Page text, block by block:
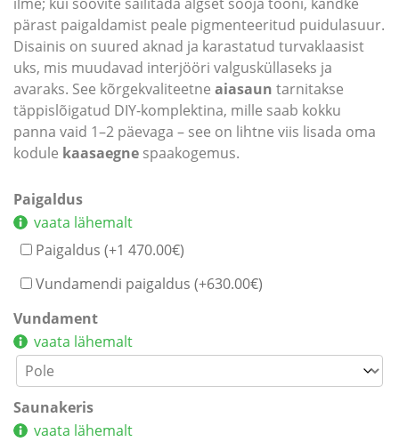
pärast paigaldamist peale pigmenteeritud puidulasuur.
Disainis on suured aknad ja karastatud turvaklaasist
uks, mis muudavad interjööri valgusküllaseks ja
avaraks. See kõrgekvaliteetne aiasaun tarnitakse
täppislõigatud DIY-komplektina, mille saab kokku
panna vaid 1–2 päevaga – see on lihtne viis lisada oma
kodule kaasaegne spaakogemus.
Paigaldus
vaata lähemalt
Paigaldus (+1 470.00€)
Vundamendi paigaldus (+630.00€)
Vundament
vaata lähemalt
Saunakeris
vaata lähemalt